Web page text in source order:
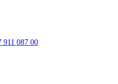
911 087 00